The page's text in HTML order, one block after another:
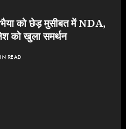
को छेड़ मुसीबत में NDA,
को खुला समर्थन
READ